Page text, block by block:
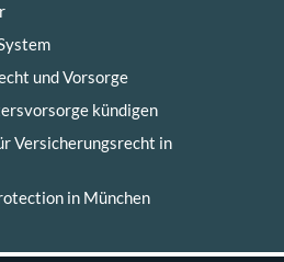
und Vorsorge
kündigen
Versicherungsrecht in
in München